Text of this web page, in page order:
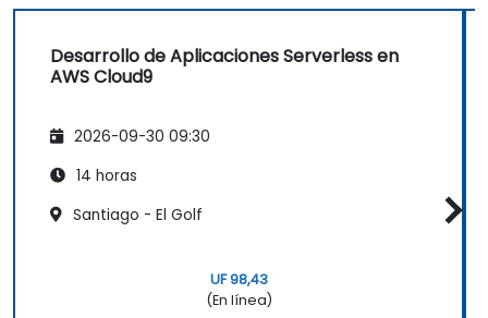
Desarrollo de Aplicaciones Serverless en
AWS Cloud9
2026-09-30 09:30
14 horas
Santiago - El Golf
UF 98,43
(En línea)